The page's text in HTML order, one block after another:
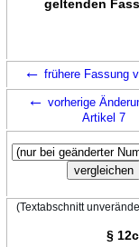
geltenden
← frühere Fassung
← vorherige
Artikel 7
(Textabschnitt
§